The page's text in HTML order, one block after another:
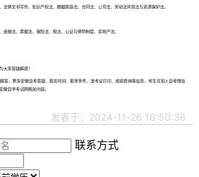
律文书写作、知识产权法、婚姻家庭法、合同法、公司法、劳动法环境法与资源保护法。
融法、票据法、保险法、税法、公证与律师制度、房地产法。
大家答疑解惑！
解答，更多安徽自考答疑、报名时间、报考条件、准考证打印、成绩查询等信息，考生可加入自考微信
徽自学考试网相关内容。
发表于：2024-11-26 16:50:36
联系方式